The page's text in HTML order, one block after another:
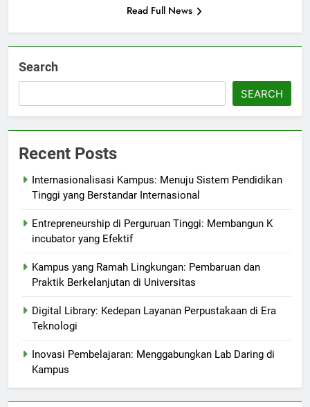
Read Full News
Search
SEARCH
Recent Posts
Internasionalisasi Kampus: Menuju Sistem Pendidikan
Tinggi yang Berstandar Internasional
Entrepreneurship di Perguruan Tinggi: Membangun K
incubator yang Efektif
Kampus yang Ramah Lingkungan: Pembaruan dan
Praktik Berkelanjutan di Universitas
Digital Library: Kedepan Layanan Perpustakaan di Era
Teknologi
Inovasi Pembelajaran: Menggabungkan Lab Daring di
Kampus